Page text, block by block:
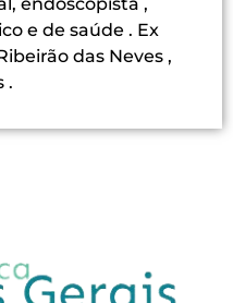
e de saúde . Ex
das Neves ,
.